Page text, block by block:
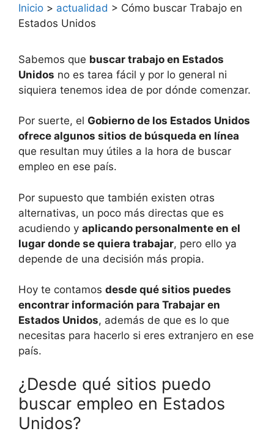
Inicio > actualidad > Cómo buscar Trabajo en
Estados Unidos
Sabemos que buscar trabajo en Estados
Unidos no es tarea fácil y por lo general ni
siquiera tenemos idea de por dónde comenzar.
Por suerte, el Gobierno de los Estados Unidos
ofrece algunos sitios de búsqueda en línea
que resultan muy útiles a la hora de buscar
empleo en ese país.
Por supuesto que también existen otras
alternativas, un poco más directas que es
acudiendo y aplicando personalmente en el
lugar donde se quiera trabajar, pero ello ya
depende de una decisión más propia.
Hoy te contamos desde qué sitios puedes
encontrar información para Trabajar en
Estados Unidos, además de que es lo que
necesitas para hacerlo si eres extranjero en ese
país.
¿Desde qué sitios puedo
buscar empleo en Estados
Unidos?